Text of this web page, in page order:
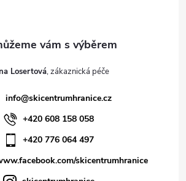
Losertová
info@skicentrumhranice.cz
+420 608 158 058
+420 776 064 497
skicentrumhranice